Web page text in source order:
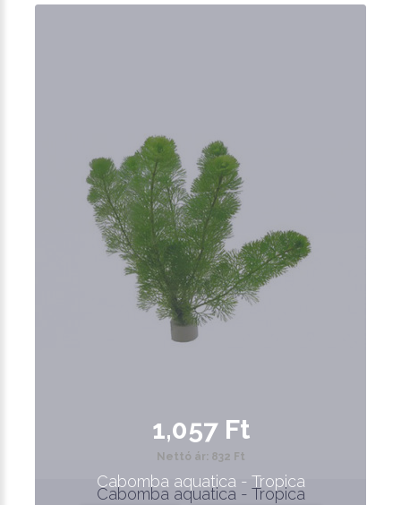
Cabomba aquatica - Tropica
1,057 Ft
Nettó ár: 832 Ft
Cabomba aquatica - Tropica